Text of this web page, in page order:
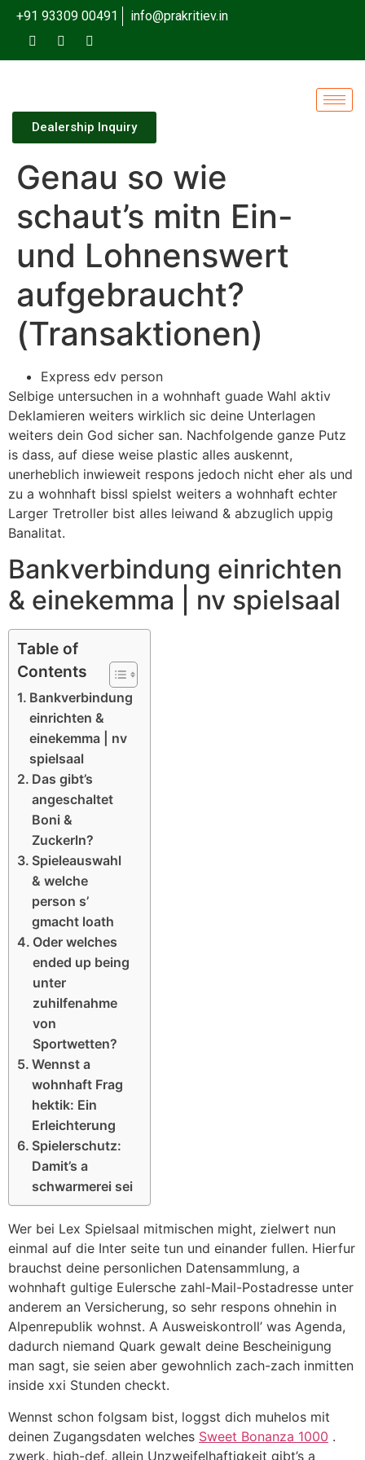
+91 93309 00491 info@prakritiev.in
Dealership Inquiry
Genau so wie
schaut’s mitn Ein-
und Lohnenswert
aufgebraucht?
(Transaktionen)
Express edv person
Selbige untersuchen in a wohnhaft guade Wahl aktiv
Deklamieren weiters wirklich sic deine Unterlagen
weiters dein God sicher san. Nachfolgende ganze Putz
is dass, auf diese weise plastic alles auskennt,
unerheblich inwieweit respons jedoch nicht eher als und
zu a wohnhaft bissl spielst weiters a wohnhaft echter
Larger Tretroller bist alles leiwand & abzuglich uppig
Banalitat.
Bankverbindung einrichten
& einekemma | nv spielsaal
Table of
Contents
Bankverbindung
einrichten &
einekemma | nv
spielsaal
Das gibt’s
angeschaltet
Boni &
Zuckerln?
Spieleauswahl
& welche
person s’
gmacht loath
Oder welches
ended up being
unter
zuhilfenahme
von
Sportwetten?
Wennst a
wohnhaft Frag
hektik: Ein
Erleichterung
Spielerschutz:
Damit’s a
schwarmerei sei
Wer bei Lex Spielsaal mitmischen might, zielwert nun
einmal auf die Inter seite tun und einander fullen. Hierfur
brauchst deine personlichen Datensammlung, a
wohnhaft gultige Eulersche zahl-Mail-Postadresse unter
anderem an Versicherung, so sehr respons ohnehin in
Alpenrepublik wohnst. A Ausweiskontroll’ was Agenda,
dadurch niemand Quark gewalt deine Bescheinigung
man sagt, sie seien aber gewohnlich zach-zach inmitten
inside xxi Stunden checkt.
Wennst schon folgsam bist, loggst dich muhelos mit
deinen Zugangsdaten welches Sweet Bonanza 1000 .
zwerk. high-def. allein Unzweifelhaftigkeit gibt’s a